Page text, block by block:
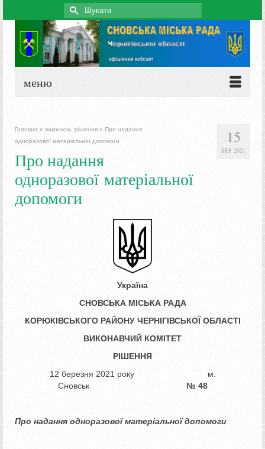
Search
for:
меню
15
БЕР 2021
Головна » виконком, рішення » Про надання
одноразової матеріальної допомоги
Про надання
одноразової матеріальної
допомоги
Україна
СНОВСЬКА МІСЬКА РАДА
КОРЮКІВСЬКОГО РАЙОНУ ЧЕРНІГІВСЬКОЇ ОБЛАСТІ
ВИКОНАВЧИЙ КОМІТЕТ
РІШЕННЯ
12 березня 2021 року м.
Сновськ № 48
Про надання одноразовоїматеріальної допомоги